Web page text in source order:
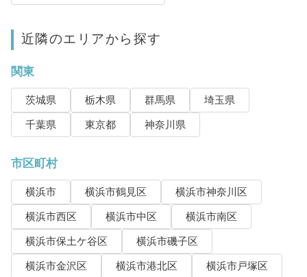
近隣のエリアから探す
関東
茨城県 栃木県 群馬県
埼玉県
千葉県
東京都 神奈川県
市区町村
横浜市 横浜市鶴見区
横浜市神奈川区
横浜市西区
横浜市中区
横浜市南区
横浜市保土ケ谷区
横浜市磯子区
横浜市金沢区
横浜市港北区
横浜市戸塚区